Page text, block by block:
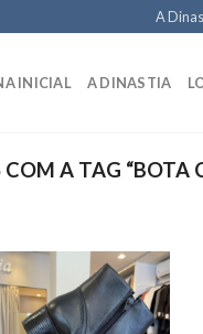
A
INICIAL A DINASTIA
A TAG “BOTA